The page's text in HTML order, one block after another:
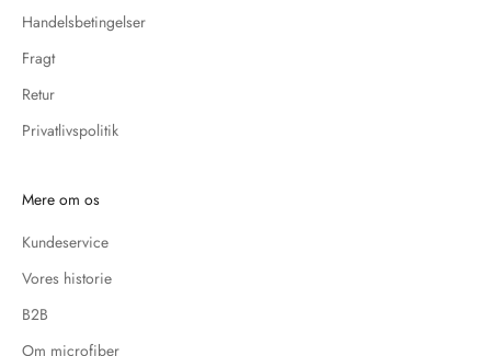
Handelsbetingelser
Fragt
Retur
Privatlivspolitik
Mere om os
Kundeservice
Vores historie
B2B
Om microfiber